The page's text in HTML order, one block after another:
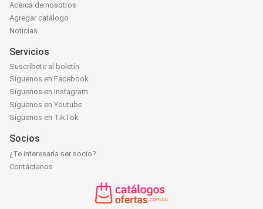
Acerca de nosotros
Agregar catálogo
Noticias
Servicios
Suscríbete al boletín
Síguenos en Facebook
Síguenos en Instagram
Síguenos en Youtube
Síguenos en TikTok
Socios
¿Te interesaría ser socio?
Contáctanos